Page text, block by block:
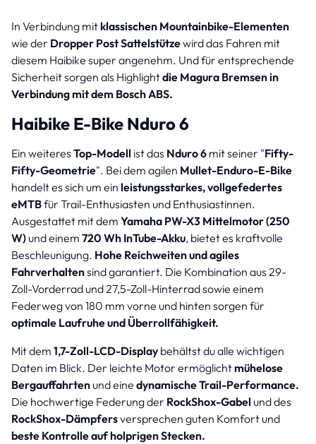
In Verbindung mit klassischen Mountainbike-Elementen
wie der Dropper Post Sattelstützewird das Fahren mit
diesem Haibike super angenehm. Und für entsprechende
Sicherheit sorgen als Highlightdie Magura Bremsen in
Verbindung mit dem Bosch ABS.
Haibike E-Bike Nduro 6
Ein weiteres Top-Modell ist das Nduro 6 mit seiner "Fifty-
Fifty-Geometrie". Bei dem agilen Mullet-Enduro-E-Bike
handelt es sich um ein leistungsstarkes, vollgefedertes
eMTBfür Trail-Enthusiasten und Enthusiastinnen.
Ausgestattet mit dem Yamaha PW-X3 Mittelmotor (250
W) und einem 720 Wh InTube-Akku, bietet es kraftvolle
Beschleunigung. Hohe Reichweiten und agiles
Fahrverhaltensind garantiert. Die Kombination aus 29-
Zoll-Vorderrad und 27,5-Zoll-Hinterrad sowie einem
Federweg von 180 mm vorne und hinten sorgen für
optimale Laufruhe und Überrollfähigkeit.
Mit dem 1,7-Zoll-LCD-Display behältst du alle wichtigen
Daten im Blick. Der leichte Motor ermöglicht mühelose
Bergauffahrten und eine dynamische Trail-Performance.
Die hochwertige Federung der RockShox-Gabel und des
RockShox-Dämpfersversprechen guten Komfort und
beste Kontrolle auf holprigen Stecken.